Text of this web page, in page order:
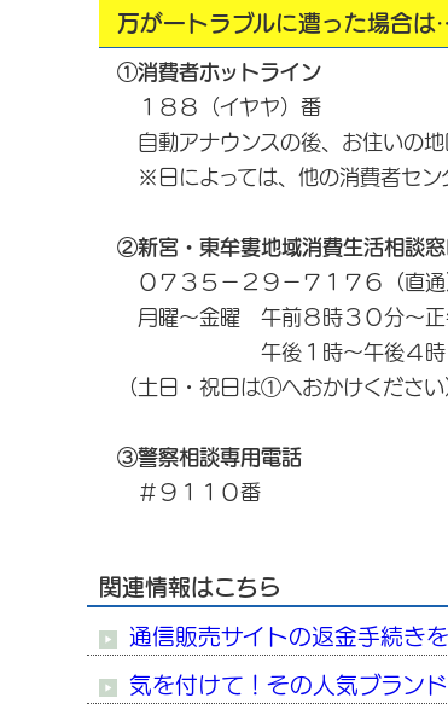
万が一トラブルに遭った場合は
①消費者ホットライン
１８８（イヤヤ）番
自動アナウンスの後、お住いの地
※日によっては、他の消費者セン
②新宮・東牟婁地域消費生活相談窓
０７３５－２９－７１７６（直通
月曜～金曜 午前８時３０分～正
午後１時～午後４時
（土日・祝日は①へおかけください
③警察相談専用電話
＃９１１０番
関連情報はこちら
通信販売サイトの返金手続き
気を付けて！その人気ブラン